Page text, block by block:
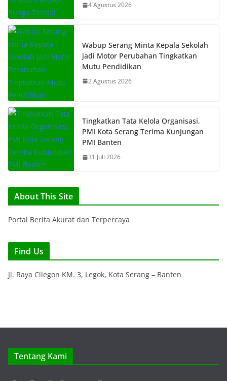
4 Agustus 2026
Wabup Serang Minta Kepala Sekolah
jadi Motor Perubahan Tingkatkan
Mutu Pendidikan
2 Agustus 2026
Tingkatkan Tata Kelola Organisasi,
PMI Kota Serang Terima Kunjungan
PMI Banten
31 Juli 2026
About This Site
Portal Berita Akurat dan Terpercaya
Find Us
Jl. Raya Cilegon KM. 3, Legok, Kota Serang – Banten
Tentang Kami